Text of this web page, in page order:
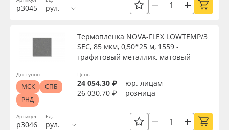
р3045 рул.
Артикул
р3046
Термопленка NOVA-FLEX LOWTEMP/3
SEC, 85 мкм, 0,50*25 м, 1559 -
графитовый металлик, матовый
Ед.
рул.
Цены
24 054.30 ₽
юр. лицам
26 030.70 ₽
розница
Доступно
МСК
СПБ
РНД